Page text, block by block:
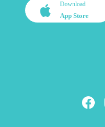
Download
App Store